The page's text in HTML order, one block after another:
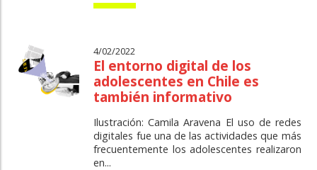
4/02/2022
El entorno digital de los
adolescentes en Chile es
también informativo
Ilustración: Camila Aravena El uso de redes
digitales fue una de las actividades que más
frecuentemente los adolescentes realizaron
en...